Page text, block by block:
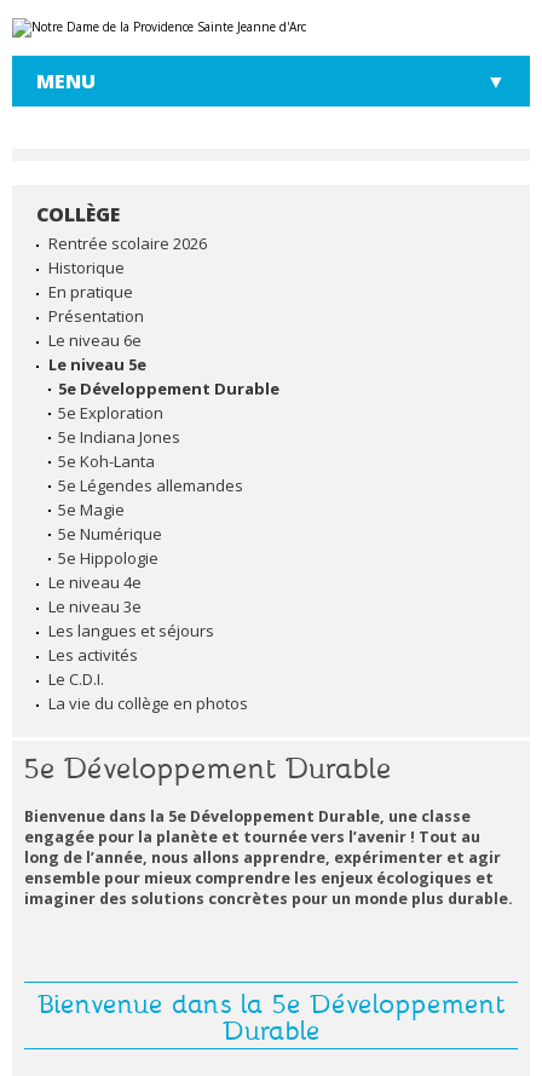
Aller
au
contenu.
à
Outils
personnels
MENU
NAVIGATION
COLLÈGE
Rentrée scolaire 2026
Historique
En pratique
Présentation
Le niveau 6e
Le niveau 5e
5e Développement Durable
5e Exploration
5e Indiana Jones
5e Koh-Lanta
5e Légendes allemandes
5e Magie
5e Numérique
5e Hippologie
Le niveau 4e
Le niveau 3e
Les langues et séjours
Les activités
Le C.D.I.
La vie du collège en photos
5e Développement Durable
Bienvenue dans la 5e Développement Durable, une classe
engagée pour la planète et tournée vers l’avenir ! Tout au
long de l’année, nous allons apprendre, expérimenter et agir
ensemble pour mieux comprendre les enjeux écologiques et
imaginer des solutions concrètes pour un monde plus durable.
Bienvenue dans la 5e Développement
Durable